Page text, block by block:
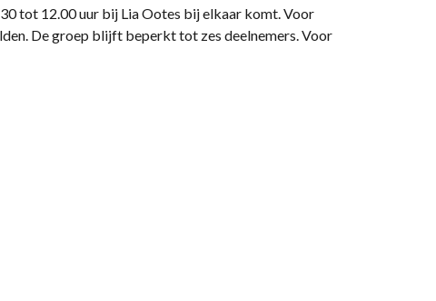
tot 12.00 uur bij Lia Ootes bij elkaar komt. Voor
De groep blijft beperkt tot zes deelnemers. Voor